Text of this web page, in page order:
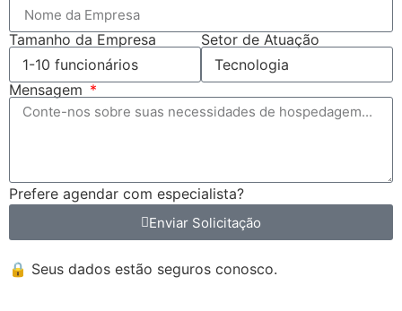
Tamanho da Empresa Setor de Atuação
Mensagem
Prefere agendar com especialista?
Enviar Solicitação
🔒 Seus dados estão seguros conosco.